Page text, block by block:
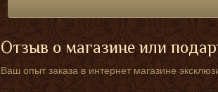
Отзыв о магазине или
Ваш опыт заказа в интернет магазине